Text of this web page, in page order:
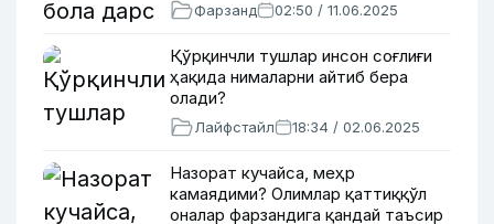
Фарзанд 02:50 / 11.06.2025
Қўрқинчли тушлар инсон соғлиғи
ҳақида нималарни айтиб бера
олади?
Лайфстайл 18:34 / 02.06.2025
Назорат кучайса, меҳр
камаядими? Олимлар қаттиққўл
оналар фарзандига қандай таъсир